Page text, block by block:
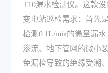
T10漏水检测仪。这款
变电站巡检需求：首先
检测0.1L/min的微量漏
渗流、地下管网的微小
免漏检导致的绝缘受潮